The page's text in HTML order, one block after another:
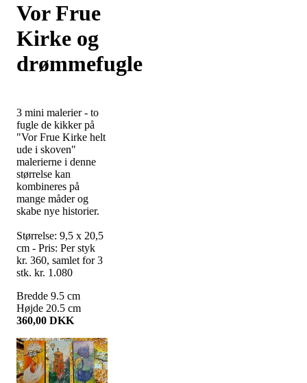
Vor Frue
Kirke og
drømmefugle
3 mini malerier - to
fugle de kikker på
"Vor Frue Kirke helt
ude i skoven"
malerierne i denne
størrelse kan
kombineres på
mange måder og
skabe nye historier.
Størrelse: 9,5 x 20,5
cm - Pris: Per styk
kr. 360, samlet for 3
stk. kr. 1.080
Bredde 9.5 cm
Højde 20.5 cm
360,00 DKK